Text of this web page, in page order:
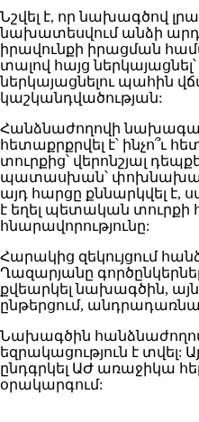
Նշվել է, որ նախագծով
նախատեսվում անձի
իրավունքի իրացման
տալով հայց
ներկայացնելու պահին
կաշկանդվածության:
Հանձնաժողովի
հետաքրքրվել է՝ ինչո՞ւ
տուրքից՝ վերոնշյալ
պատասխան՝
այդ հարցը քննարկվել
է եղել պետական
հնարավորությունը:
Հարակից զեկույցում
Ղազարյանը
քվեարկել նախագծին,
ընթերցում,
Նախագծին
եզրակացություն է տվել:
ընդգրկել ԱԺ առաջիկա
օրակարգում: